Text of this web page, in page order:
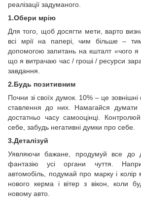
реалізації задуманого.
1.Обери мрію
Для того, щоб досягти мети, варто
всі мрії на папері, чим більше –
допомогою запитань на кшталт «чого я
що я витрачаю час / гроші / ресурси
завдання.
2.Будь позитивним
Почни зі своїх думок. 10% – це
ставлення до них. Намагайся думати
достатньо часу самооцінці.
себе, забудь негативні думки про себе.
3.Деталізуй
Уявляючи бажане, продумуй все до
фантазію усі органи чуття.
автомобіль, подумай про марку і колір
нового керма і вітер з вікон, коли
новому авто.